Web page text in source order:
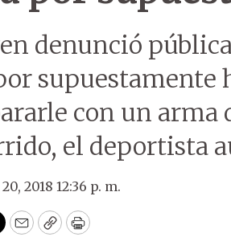
denunció
supuestamente
con un arma
el deportista
2018 12:36 p. m.
EmailCopyPrint